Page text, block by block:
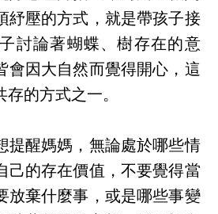
紓壓的方式，就是帶孩子接
討論著蝴蝶、樹存在的意
會因大自然而覺得開心，這
的方式之一。
提醒媽媽，無論處於哪些情
己的存在價值，不要覺得當
放棄什麼事，或是哪些事變